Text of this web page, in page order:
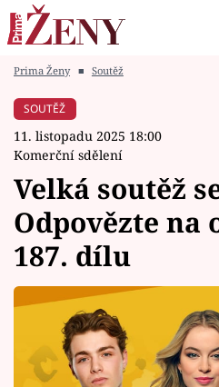
Módní alarm
Témata
Celebrity
Vztahy
Seriály
Prima Ženy ■ Soutěž
SOUTĚŽ
11. listopadu 2025 18:00
Komerční sdělení
Velká soutěž
Odpovězte na
187. dílu